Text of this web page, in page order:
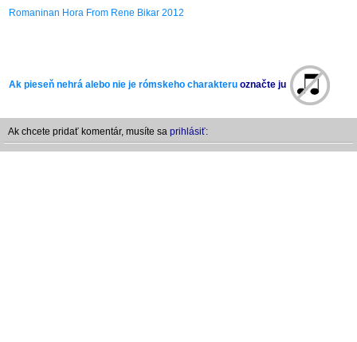
Romaninan Hora From Rene Bikar 2012
Ak pieseň nehrá alebo nie je rómskeho charakteru označte ju
Ak chcete pridať komentár, musíte sa prihlásiť: